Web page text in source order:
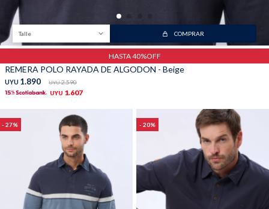
Talle COMPRAR
HASTA 40%OFF
REMERA POLO RAYADA DE ALGODON - Beige
UYU 1.890 UYU 2.590
UYU 1.607
27 20